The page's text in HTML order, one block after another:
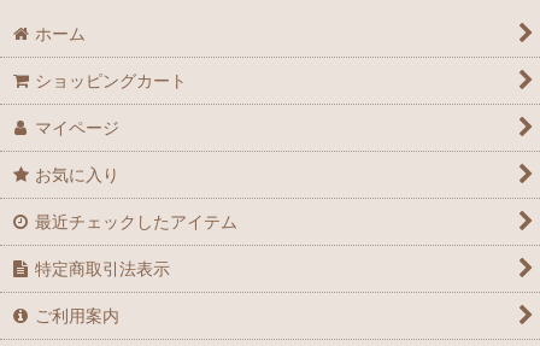
ホーム
ショッピングカート
マイページ
お気に入り
最近チェックしたアイテム
特定商取引法表示
ご利用案内